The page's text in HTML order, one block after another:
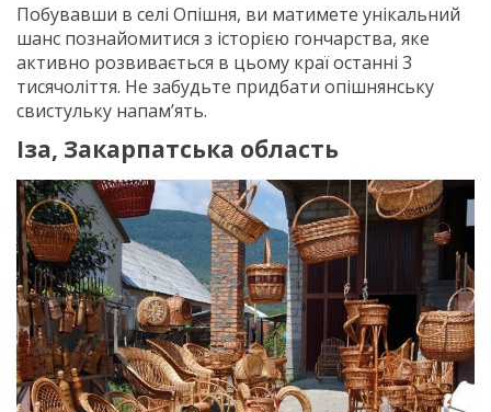
Побувавши в селі Опішня, ви матимете унікальний
шанс познайомитися з історією гончарства, яке
активно розвивається в цьому краї останні 3
тисячоліття. Не забудьте придбати опішнянську
свистульку напам’ять.
Іза, Закарпатська область